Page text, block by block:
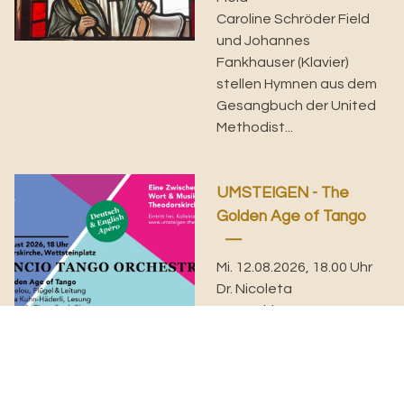
Caroline Schröder Field
und Johannes
Fankhauser (Klavier)
stellen Hymnen aus dem
Gesangbuch der United
Methodist...
UMSTEIGEN - The
Golden Age of Tango
Mi. 12.08.2026, 18.00 Uhr
Dr. Nicoleta
Paraschivescu